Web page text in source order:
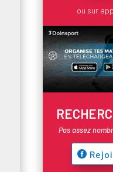
ou sur
Pas assez